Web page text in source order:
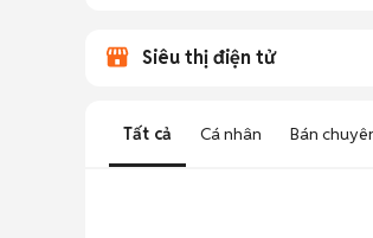
Siêu thị điện tử
Tất cả Cá nhân Bán